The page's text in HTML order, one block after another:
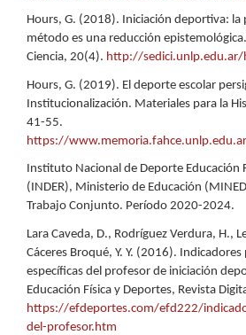
Hours, G. (2018). Iniciación deportiva: la
método es una reducción
Ciencia, 20(4). http://
Hours, G. (2019). El deporte escolar
Institucionalización. Materiales para la
41-55.
https://
Instituto Nacional de Deporte Educación
(INDER), Ministerio de Educación
Trabajo Conjunto. Período 2020-2024.
Lara Caveda, D., Rodríguez Verdura, H.,
Cáceres Broqué, Y. Y. (2016).
específicas del profesor de iniciación
Educación Física y Deportes, Revista
https://efdeportes.com/efd222/
del-profesor.htm